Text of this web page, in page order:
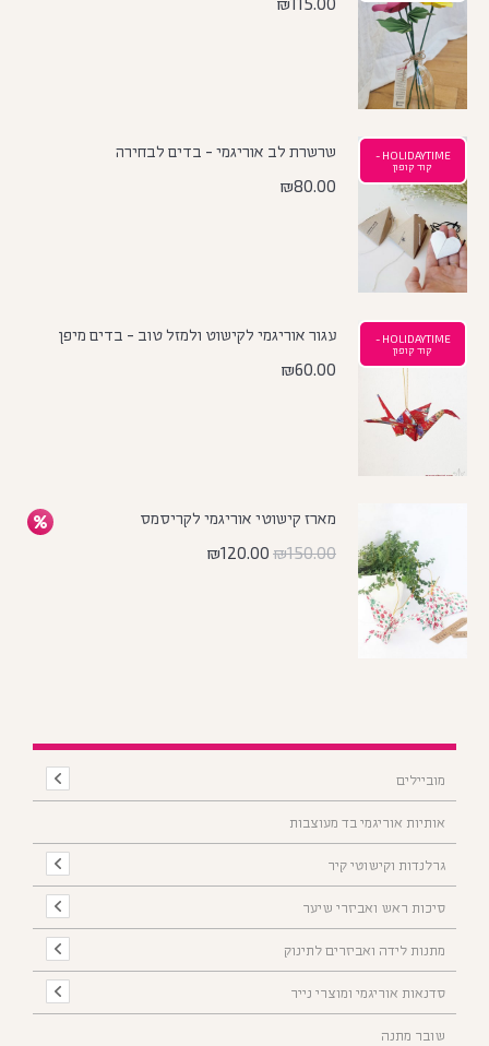
HOLIDAYTIME -
קוד קופון
שרשרת לב אוריגמי - בדים לבחירה
₪80.00
HOLIDAYTIME -
קוד קופון
עגור אוריגמי לקישוט ולמזל טוב - בדים מיפן
₪60.00
מארז קישוטי אוריגמי לקריסמס
₪150.00
₪120.00
מוביילים
אותיות אוריגמי בד מעוצבות
גרלנדות וקישוטי קיר
סיכות ראש ואביזרי שיער
מתנות לידה ואביזרים לתינוק
סדנאות אוריגמי ומוצרי נייר
שובר מתנה